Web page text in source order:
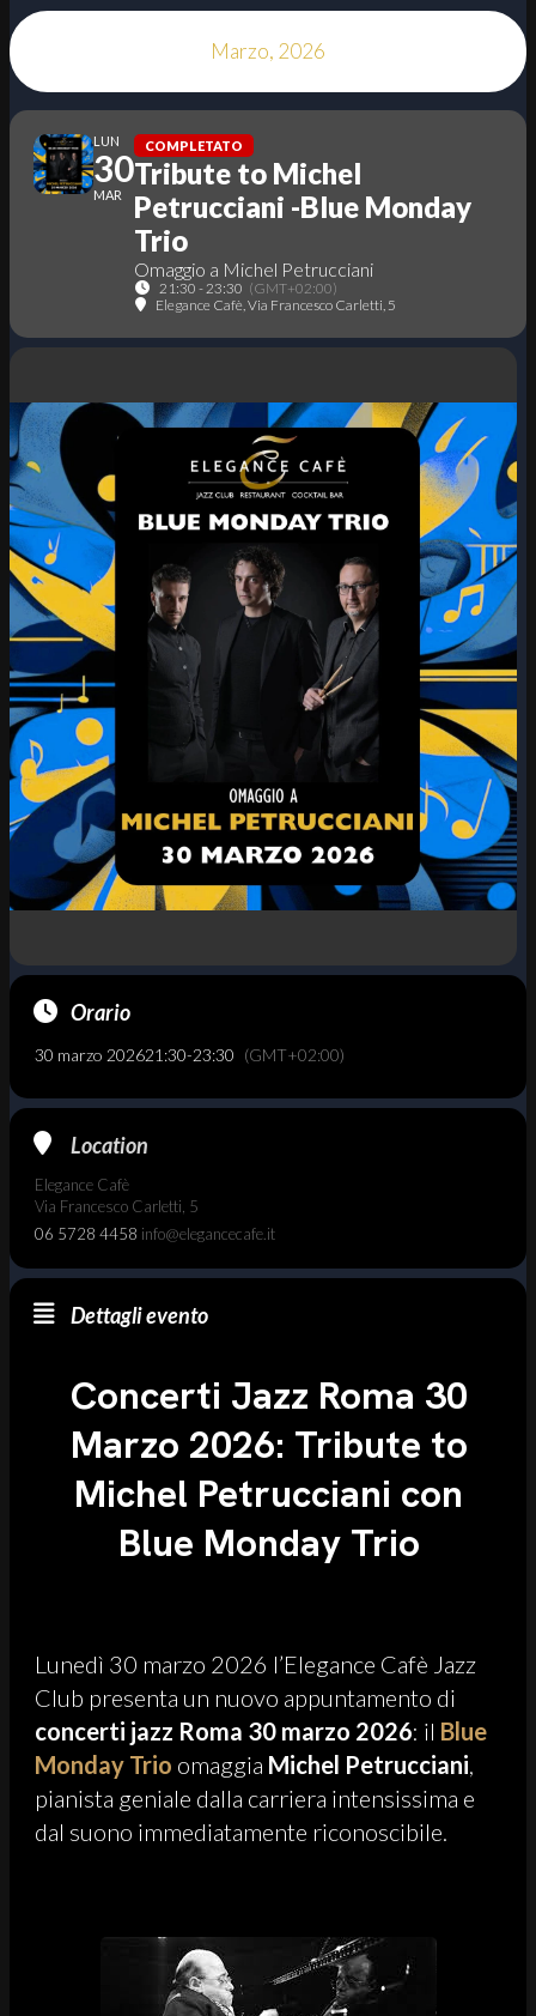
Marzo, 2026
LUN
30
MAR
COMPLETATO
Tribute to Michel
Petrucciani -Blue Monday
Trio
Omaggio a Michel Petrucciani
21:30 - 23:30 (GMT+02:00)
Elegance Cafè , Via Francesco Carletti, 5
Orario
30 marzo 202621:30-23:30 (GMT+02:00)
Location
Elegance Cafè
Via Francesco Carletti, 5
06 5728 4458 info@elegancecafe.it
Dettagli evento
Concerti Jazz Roma 30
Marzo 2026: Tribute to
Michel Petrucciani con
Blue Monday Trio
Lunedì 30 marzo 2026 l’Elegance Cafè Jazz
Club presenta un nuovo appuntamento di
concerti jazz Roma 30 marzo 2026: il Blue
Monday Trio omaggia Michel Petrucciani
pianista geniale dalla carriera intensissima e
dal suono immediatamente riconoscibile.